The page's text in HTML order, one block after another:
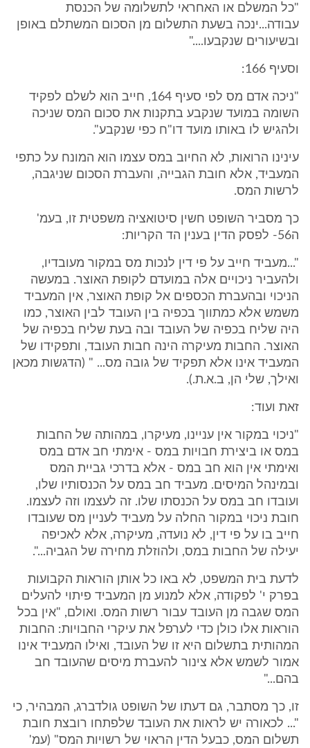
"כל המשלם או האחראי לתשלומה של הכנסת
עבודה...ינכה בשעת התשלום מן הסכום המשתלם באופן
ובשיעורים שנקבעו...."
וסעיף 166:
"ניכה אדם מס לפי סעיף 164, חייב הוא לשלם לפקיד
השומה במועד שנקבע בתקנות את סכום המס שניכה
ולהגיש לו באותו מועד דו"ח כפי שנקבע".
עינינו הרואות, לא החיוב במס עצמו הוא המונח על כתפי
המעביד, אלא חובת הגבייה, והעברת הסכום שניגבה,
לרשות המס.
כך מסביר השופט חשין סיטואציה משפטית זו, בעמ'
ה56- לפסק הדין בענין הד הקריות:
"...מעביד חייב על פי דין לנכות מס במקור מעובדיו,
ולהעביר ניכויים אלה במועדם לקופת האוצר. במעשה
הניכוי ובהעברת הכספים אל קופת האוצר, אין המעביד
משמש אלא כמתווך בכפיה בין העובד לבין האוצר, כמו
היה שליח בכפיה של העובד ובה בעת שליח בכפיה של
האוצר. החבות מעיקרה הינה חבות העובד, ותפקידו של
המעביד אינו אלא תפקיד של גובה מס... " (הדגשות מכאן
ואילך, שלי הן, ב.א.ת.).
זאת ועוד:
"ניכוי במקור אין עניינו, מעיקרו, במהותה של החבות
במס או ביצירת חבויות במס - אימתי חב אדם במס
ואימתי אין הוא חב במס - אלא בדרכי גביית המס
ובמינהל המיסים. מעביד חב במס על הכנסותיו שלו,
ועובדו חב במס על הכנסתו שלו. זה לעצמו וזה לעצמו.
חובת ניכוי במקור החלה על מעביד לעניין מס שעובדו
חייב בו על פי דין, לא נועדה, מעיקרה, אלא לאכיפה
יעילה של החבות במס, ולהוזלת מחירה של הגביה...".
לדעת בית המשפט, לא באו כל אותן הוראות הקבועות
בפרק י' לפקודה, אלא למנוע מן המעביד פיתוי להעלים
המס שגבה מן העובד עבור רשות המס. ואולם, "אין בכל
הוראות אלו כולן כדי לערפל את עיקרי החבויות: החבות
המהותית בתשלום היא זו של העובד, ואילו המעביד אינו
אמור לשמש אלא צינור להעברת מיסים שהעובד חב
בהם..."
זו, כך מסתבר, גם דעתו של השופט גולדברג, המבהיר, כי
"... לכאורה יש לראות את העובד שלפתחו רובצת חובת
תשלום המס, כבעל הדין הראוי של רשויות המס" (עמ'